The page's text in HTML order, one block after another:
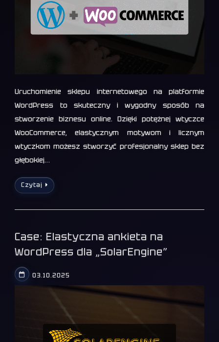
Uruchomienie sklepu internetowego na platformie
WordPress to skuteczny i wygodny sposób na
stworzenie biznesu online. Dzięki potężnej wtyczce
WooCommerce, elastycznym motywom i licznym
wtyczkom możesz stworzyć profesjonalny sklep bez
głębokiej…
Czytaj
Case: Elastyczna ankieta na
WordPress dla „SolarEngine”
03.10.2025